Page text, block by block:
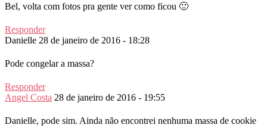
Bel, volta com fotos pra gente ver como ficou 🙂
Responder
Danielle 28 de janeiro de 2016 - 18:28
Pode congelar a massa?
Responder
Angel Costa 28 de janeiro de 2016 - 19:55
Danielle, pode sim. Ainda não encontrei nenhuma massa de cookie